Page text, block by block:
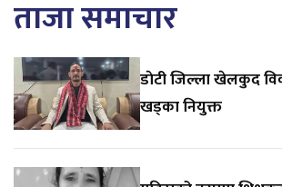
ताजा समाचार
डाेटी जिल्ला खेलकुद
खड्का नियुक्त